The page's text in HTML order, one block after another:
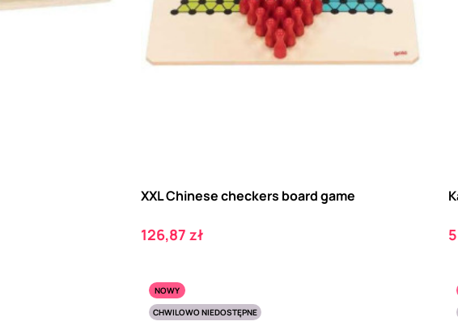
XXL Chinese checkers board game
Cena
126,87 zł
NOWY
CHWILOWO NIEDOSTĘPNE